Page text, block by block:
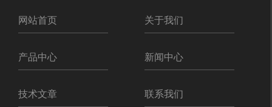
网站首页 关于我们
产品中心 新闻中心
技术文章 联系我们